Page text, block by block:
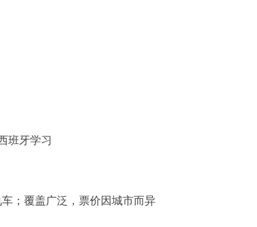
班牙学习
；覆盖广泛，票价因城市而异